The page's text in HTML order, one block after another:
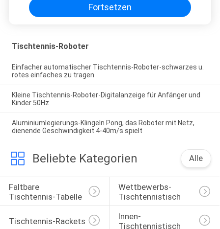
Fortsetzen
Tischtennis-Roboter
Einfacher automatischer Tischtennis-Roboter-schwarzes u.
rotes einfaches zu tragen
Kleine Tischtennis-Roboter-Digitalanzeige für Anfänger und
Kinder 50Hz
Aluminiumlegierungs-Klingeln Pong, das Roboter mit Netz,
dienende Geschwindigkeit 4-40m/s spielt
Beliebte Kategorien Alle
Faltbare
Tischtennis-Tabelle
Wettbewerbs-
Tischtennistisch
Tischtennis-Rackets
Innen-
Tischtennistisch